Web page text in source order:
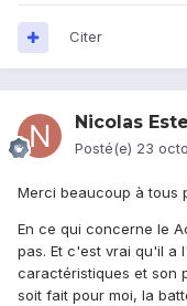
Citer
Nicolas
Posté(e) 23
Merci beaucoup à tous
En ce qui concerne le
pas. Et c'est vrai qu'il a
caractéristiques et son
soit fait pour moi, la